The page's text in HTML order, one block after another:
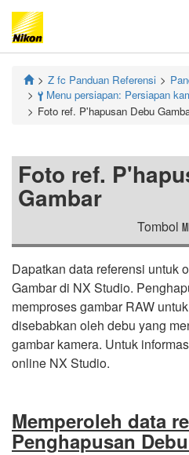
Z fc Panduan Referensi
B Menu persiapan: Persiapan
Foto ref. P'hapusan Debu
Foto ref.
Gambar
Tombol
Dapatkan data referensi untuk
Gambar di NX Studio.
memproses gambar RAW
disebabkan oleh debu yang
gambar kamera. Untuk
online NX Studio.
Memperoleh data
Penghapusan